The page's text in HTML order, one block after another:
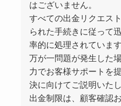
はございません。
すべての出金リクエス
られた手続きに従って
率的に処理されています
万が一問題が発生した
力でお客様サポートを
決に向けてご説明いたし
出金制限は、顧客確認